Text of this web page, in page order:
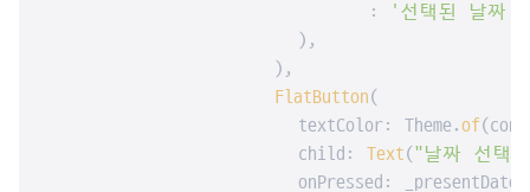
                            :
'선택된 날짜 :
                      ),
                    ),
FlatButton(
                      textColor: Theme.
of
                      child:
Text("날짜 선택"
onPressed: